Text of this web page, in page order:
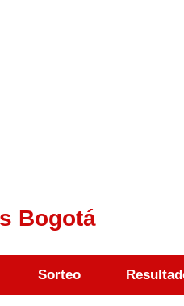
Bogotá
Sorteo